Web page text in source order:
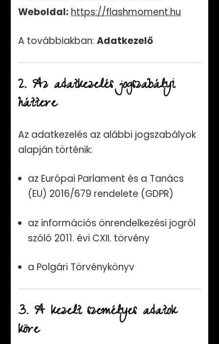
Weboldal: https://flashmoment.hu
A továbbiakban:Adatkezelő
2. Az adatkezelés jogszabályi
háttere
Az adatkezelés az alábbi jogszabályok
alapján történik:
az Európai Parlament és a Tanács
(EU) 2016/679 rendelete (GDPR)
az információs önrendelkezési jogról
szóló 2011. évi CXII. törvény
a Polgári Törvénykönyv
3. A kezelt személyes adatok
köre